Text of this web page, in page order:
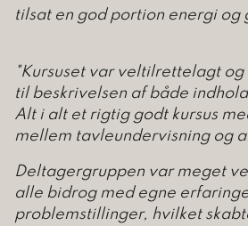
tilsat en god portion energi og
"Kursuset var veltilrettelagt
til beskrivelsen af både
Alt i alt et rigtig godt kursus
mellem tavleundervisning og
Deltagergruppen var meget
alle bidrog med egne
problemstillinger, hvilket